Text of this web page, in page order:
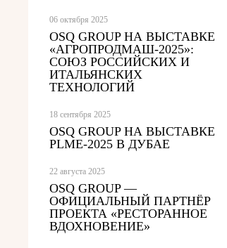
06 октября 2025
OSQ GROUP НА ВЫСТАВКЕ
«АГРОПРОДМАШ-2025»:
СОЮЗ РОССИЙСКИХ И
ИТАЛЬЯНСКИХ
ТЕХНОЛОГИЙ
18 сентября 2025
OSQ GROUP НА ВЫСТАВКЕ
PLME-2025 В ДУБАЕ
22 августа 2025
OSQ GROUP —
ОФИЦИАЛЬНЫЙ ПАРТНЁР
ПРОЕКТА «РЕСТОРАННОЕ
ВДОХНОВЕНИЕ»